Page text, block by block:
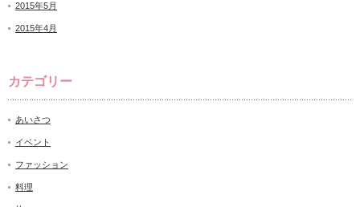
2015年5月
2015年4月
カテゴリー
あいさつ
イベント
ファッション
料理